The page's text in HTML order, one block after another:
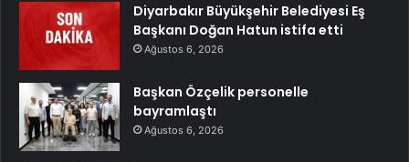
Diyarbakır Büyükşehir Belediyesi Eş
Başkanı Doğan Hatun istifa etti
Ağustos 6, 2026
Başkan Özçelik personelle
bayramlaştı
Ağustos 6, 2026